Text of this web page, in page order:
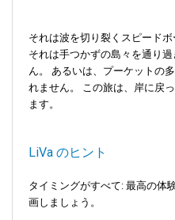
それは波を切り裂くスピード
それは手つかずの島々を通り
ん。 あるいは、プーケットの
れません。 この旅は、岸に戻
ます。
LiVa のヒント
タイミングがすべて: 最高の体
画しましょう。